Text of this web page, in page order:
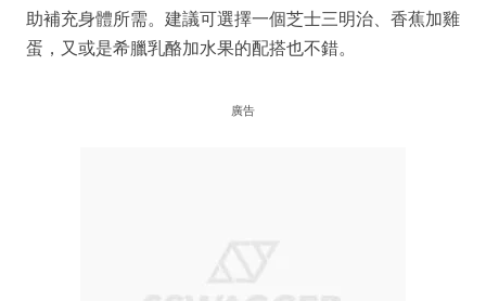
助補充身體所需。建議可選擇一個芝士三明治、香蕉加雞
蛋，又或是希臘乳酪加水果的配搭也不錯。
廣告